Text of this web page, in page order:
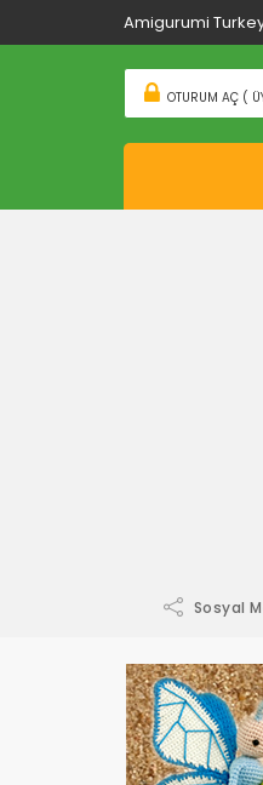
Amigurumi
OTURUM AÇ (
Sosyal